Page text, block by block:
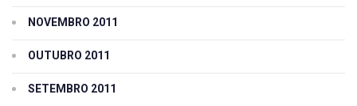
NOVEMBRO 2011
OUTUBRO 2011
SETEMBRO 2011